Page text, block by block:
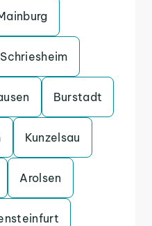
Schriesheim
Burstadt
Kunzelsau
Arolsen